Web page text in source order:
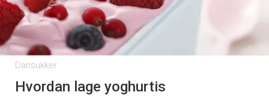
Dansukker
Hvordan lage yoghurtis